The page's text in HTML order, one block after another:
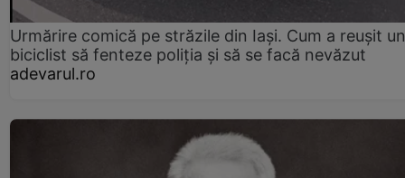
Urmărire comică pe străzile din Iași. Cum a reușit un
biciclist să fenteze poliția și să se facă nevăzut
adevarul.ro